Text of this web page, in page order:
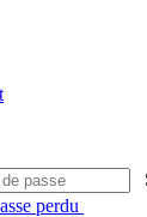
perdu